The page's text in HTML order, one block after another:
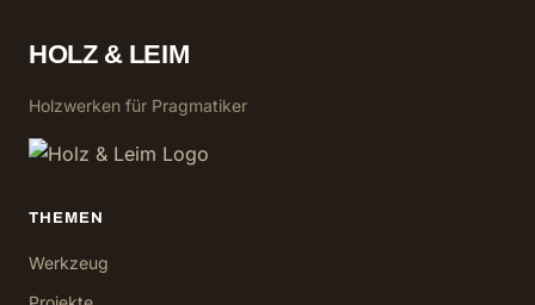
HOLZ & LEIM
Holzwerken für Pragmatiker
THEMEN
Werkzeug